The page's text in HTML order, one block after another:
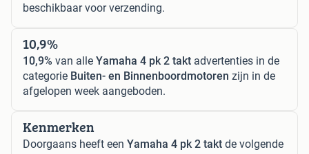
beschikbaar voor verzending.
10,9%
10,9% van alle Yamaha 4 pk 2 takt advertenties in de
categorie Buiten- en Binnenboordmotoren zijn in de
afgelopen week aangeboden.
Kenmerken
Doorgaans heeft een Yamaha 4 pk 2 takt de volgende